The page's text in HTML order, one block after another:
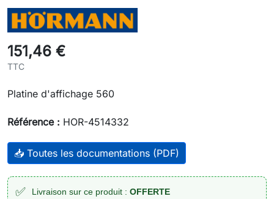
151,46 €
TTC
Platine d'affichage 560
Référence : HOR-4514332
📥 Toutes les documentations (PDF)
✅ Livraison sur ce produit : OFFERTE